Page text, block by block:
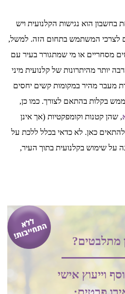
הוא נגישות הקלנועית ויש
לצרכי המשתמש בתחום הזה. למשל,
מסחריים או מי שמתגורר בעיר עם
יותר מהיתרונות של קלנועית מיני
מהיר במקומות קשים יחסים
ממש בקלות בהתאם לצורך. כמו כן,
, שהן קטנות וקומפקטיות (אך אינן
כאן. לא כדאי בכלל ללכת על
על שימוש בקלנועית בתוך העיר,
הומי אדם. כמו כן חשוב לזכור כי
בכפר סבא
חשוב לא פחות. כפי שציינו, קלנועיות
גיל הזהב באיזורים הכפריים, שם
יחסים עם שטחי אחסון נרחבים,
רבים נושא האחסון מאתגר הרבה
מתלבטים?
וייעוץ אישי